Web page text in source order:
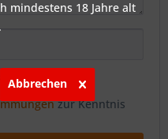
Pflichtfelder.
zur Kenntnis
mindestens 18 Jahre alt
Abbrechen